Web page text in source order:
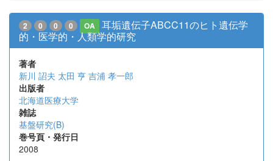
2 0 0 0 OA
耳垢遺伝子ABCC11のヒト遺伝学
的・医学的・人類学的研究
著者
新川 詔夫 太田 亨 吉浦 孝一郎
出版者
北海道医療大学
雑誌
基盤研究(B)
巻号頁・発行日
2008